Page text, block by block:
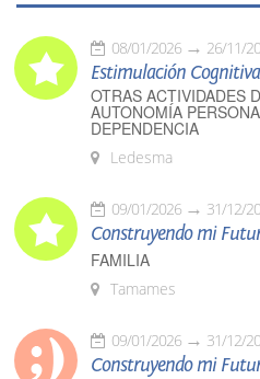
08/01/2026 26/11/
Estimulación Cognitiva
OTRAS ACTIVIDADES
AUTONOMÍA
DEPENDENCIA
Ledesma
09/01/2026 31/12/
Construyendo mi
FAMILIA
Tamames
09/01/2026 31/12/
Construyendo mi